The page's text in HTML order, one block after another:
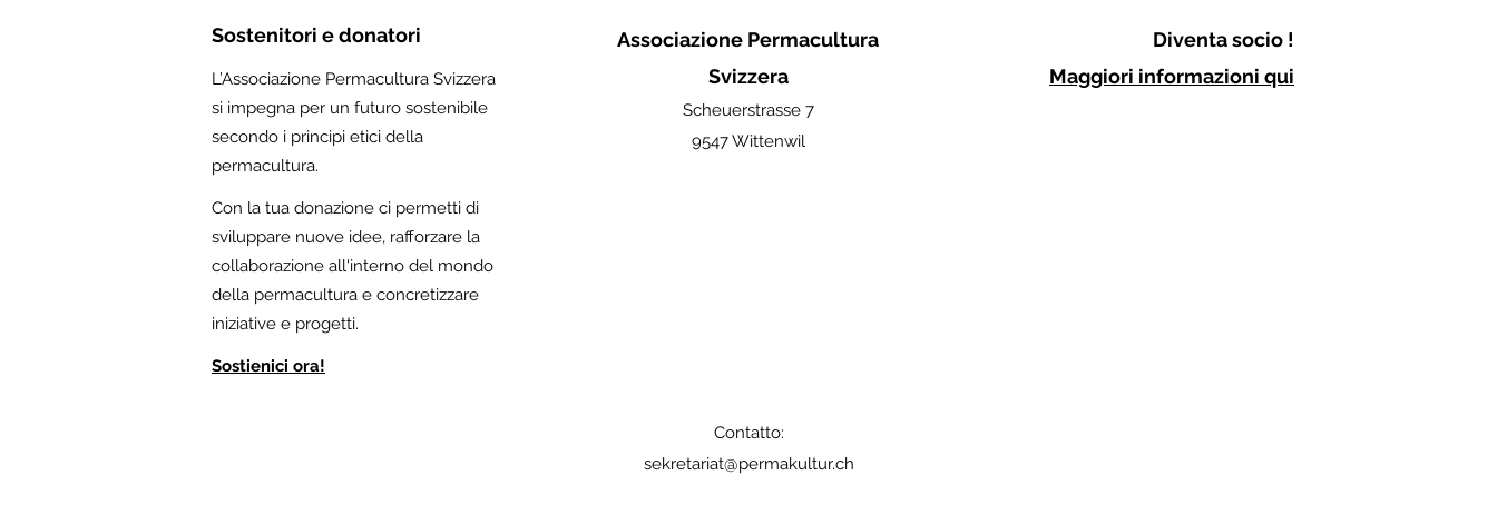
Sostenitori e donatori
L’Associazione Permacultura Svizzera
si impegna per un futuro sostenibile
secondo i principi etici della
permacultura.
Con la tua donazione ci permetti di
sviluppare nuove idee, rafforzare la
collaborazione all'interno del mondo
della permacultura e concretizzare
iniziative e progetti.
Sostienici ora!
Associazione Permacultura
Svizzera
Scheuerstrasse 7
9547 Wittenwil
Diventa socio !
Maggiori informazioni qui
Contatto:
sekretariat@permakultur.ch